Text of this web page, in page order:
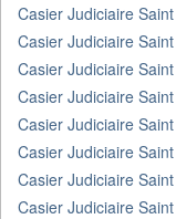
Casier Judiciaire
Casier Judiciaire
Casier Judiciaire
Casier Judiciaire
Casier Judiciaire
Casier Judiciaire
Casier Judiciaire
Casier Judiciaire